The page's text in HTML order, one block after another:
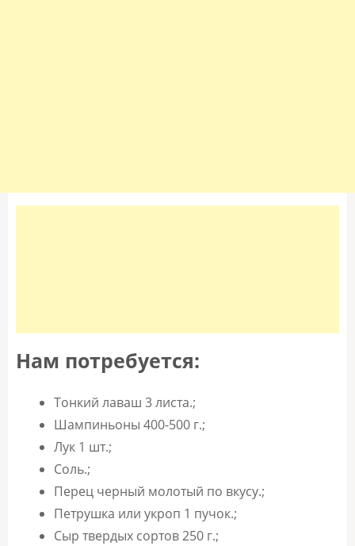
Нам потребуется:
Тонкий лаваш 3 листа.;
Шампиньоны 400-500 г.;
Лук 1 шт.;
Соль.;
Перец черный молотый по вкусу.;
Петрушка или укроп 1 пучок.;
Сыр твердых сортов 250 г.;